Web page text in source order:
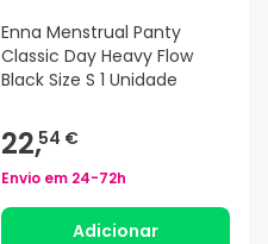
Enna Menstrual Panty
Classic Day Heavy Flow
Black Size S 1 Unidade
22,54 €
Envio em 24-72h
Adicionar